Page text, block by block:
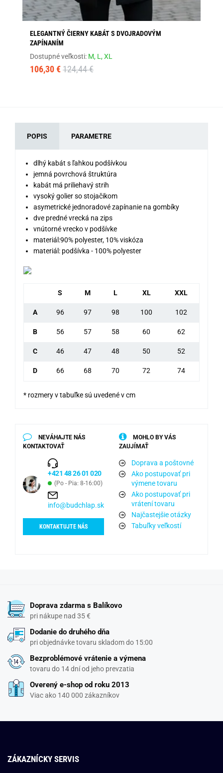
ELEGANTNÝ ČIERNY KABÁT S DVOJRADOVÝM
ZAPÍNANÍM
Dostupné veľkosti: M, L,XL
106,30 € 124,44 €
POPIS PARAMETRE
dlhý kabát s ľahkou podšívkou
jemná povrchová štruktúra
kabát má priliehavý strih
vysoký golier so stojačikom
asymetrické jednoradové zapínanie na gombíky
dve predné vrecká na zips
vnútorné vrecko v podšívke
materiál:90% polyester, 10% viskóza
materiál: podšívka - 100% polyester
S M L XL XXL
A 96 97 98 100 102
B 56 57 58 60 62
C 46 47 48 50 52
D 66 68 70 72 74
* rozmery v tabuľke sú uvedené v cm
NEVÁHAJTE NÁS
KONTAKTOVAŤ
+421 48 26 01 020
(Po - Pia: 8-16:00)
info@budchlap.sk
KONTAKTUJTE NÁS
MOHLO BY VÁS
ZAUJÍMAŤ
Doprava a poštovné
Ako postupovať pri
výmene tovaru
Ako postupovať pri
vrátení tovaru
Najčastejšie otázky
Tabuľky veľkostí
Doprava zdarma s Balíkovo
pri nákupe nad 35 €
Dodanie do druhého dňa
pri objednávke tovaru skladom do 15:00
Bezproblémové vrátenie a výmena
tovaru do 14 dní od jeho prevzatia
Overený e-shop od roku 2013
Viac ako 140 000 zákazníkov
ZÁKAZNÍCKY SERVIS